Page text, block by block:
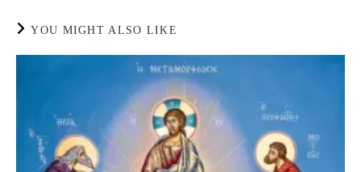
YOU MIGHT ALSO LIKE